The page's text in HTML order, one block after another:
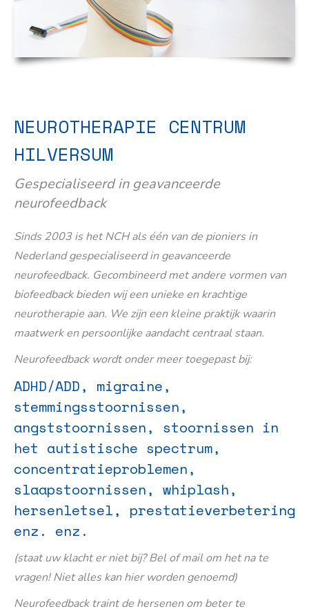
NEUROTHERAPIE CENTRUM
HILVERSUM
Gespecialiseerd in geavanceerde
neurofeedback
Sinds 2003 is het NCH als één van de pioniers in
Nederland gespecialiseerd in geavanceerde
neurofeedback. Gecombineerd met andere vormen van
biofeedback bieden wij een unieke en krachtige
neurotherapie aan. We zijn een kleine praktijk waarin
maatwerk en persoonlijke aandacht centraal staan.
Neurofeedback wordt onder meer toegepast bij:
ADHD/ADD, migraine,
stemmingsstoornissen,
angststoornissen, stoornissen in
het autistische spectrum,
concentratieproblemen,
slaapstoornissen, whiplash,
hersenletsel, prestatieverbetering
enz. enz.
(staat uw klacht er niet bij? Bel of mail om het na te
vragen! Niet alles kan hier worden genoemd)
Neurofeedback traint de hersenen om beter te